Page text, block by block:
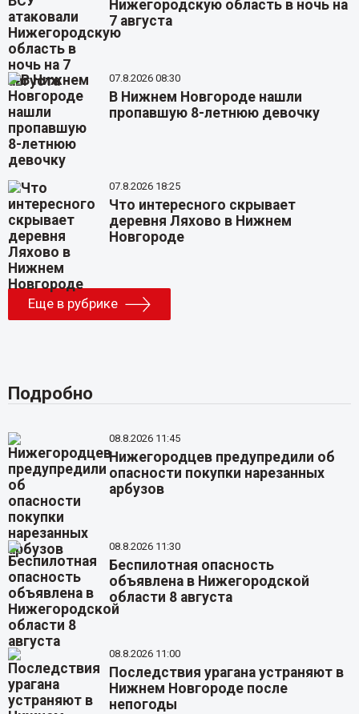
Нижегородскую область в ночь на
7 августа
07.8.2026 08:30
В Нижнем Новгороде нашли
пропавшую 8-летнюю девочку
07.8.2026 18:25
Что интересного скрывает
деревня Ляхово в Нижнем
Новгороде
Еще в рубрике
Подробно
08.8.2026 11:45
Нижегородцев предупредили об
опасности покупки нарезанных
арбузов
08.8.2026 11:30
Беспилотная опасность
объявлена в Нижегородской
области 8 августа
08.8.2026 11:00
Последствия урагана устраняют в
Нижнем Новгороде после
непогоды